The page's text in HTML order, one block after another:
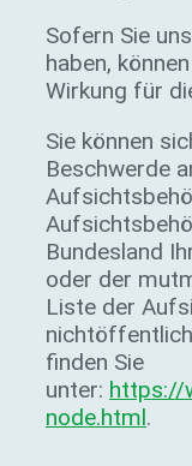
Sofern Sie
haben,
Wirkung für
Sie können
Beschwerde
Bundesland
oder der
Liste der
finden Sie
unter: https://
node.html.